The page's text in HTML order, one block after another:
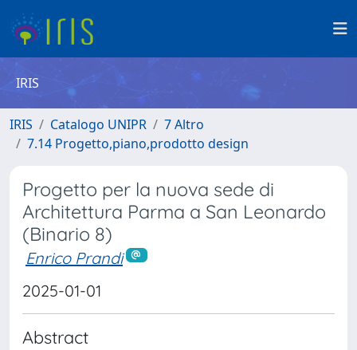
IRIS
IRIS Catalogo UNIPR
7 Altro
7.14 Progetto,piano,prodotto design
Progetto per la nuova sede di
Architettura Parma a San Leonardo
(Binario 8)
Enrico Prandi
2025-01-01
Abstract